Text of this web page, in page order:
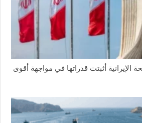
أثبتت قدراتها في مواجهة أقوى